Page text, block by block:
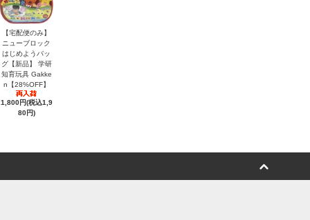
【宅配便のみ】
ニューブロック
はじめようバッ
グ【新品】 学研
知育玩具 Gakke
n【28%OFF】
1,800円(税込1,9
80円)